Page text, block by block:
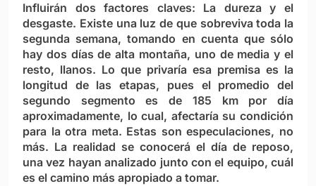
Influirán dos factores claves: La dureza y el
desgaste. Existe una luz de que sobreviva toda la
segunda semana, tomando en cuenta que sólo
hay dos días de alta montaña, uno de media y el
resto, llanos. Lo que privaría esa premisa es la
longitud de las etapas, pues el promedio del
segundo segmento es de 185 km por día
aproximadamente, lo cual, afectaría su condición
para la otra meta. Estas son especulaciones, no
más. La realidad se conocerá el día de reposo,
una vez hayan analizado junto con el equipo, cuál
es el camino más apropiado a tomar.